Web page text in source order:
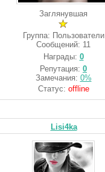
Заглянувшая
Группа: Пользователи
Сообщений: 11
Награды: 0
Репутация: 0
Замечания: 0%
Статус: offline
Lisi4ka